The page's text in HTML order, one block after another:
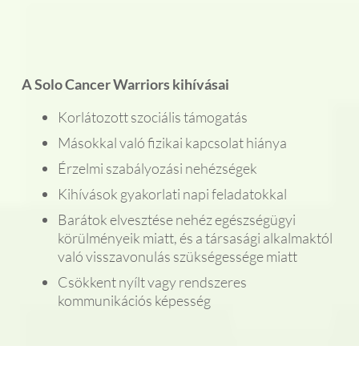
A Solo Cancer Warriors kihívásai
Korlátozott szociális támogatás
Másokkal való fizikai kapcsolat hiánya
Érzelmi szabályozási nehézségek
Kihívások gyakorlati napi feladatokkal
Barátok elvesztése nehéz egészségügyi
körülményeik miatt, és a társasági alkalmaktól
való visszavonulás szükségessége miatt
Csökkent nyílt vagy rendszeres
kommunikációs képesség